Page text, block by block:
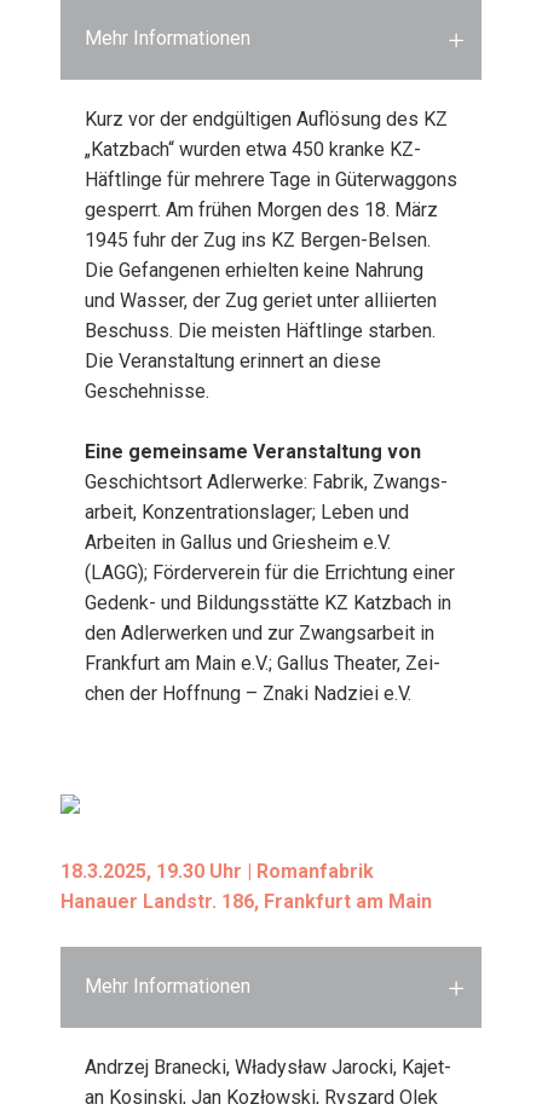
Mehr Informationen
Kurz vor der end­gül­ti­gen Auf­lö­sung des KZ
„Katz­bach“ wur­den etwa 450 kran­ke KZ-
Häft­lin­ge für meh­re­re Tage in Güter­wag­gons
gesperrt. Am frü­hen Mor­gen des 18. März
1945 fuhr der Zug ins KZ Ber­gen-Bel­sen.
Die Gefan­ge­nen erhiel­ten kei­ne Nah­rung
und Was­ser, der Zug geriet unter alli­ier­ten
Beschuss. Die meis­ten Häft­lin­ge star­ben.
Die Ver­an­stal­tung erin­nert an die­se
Gescheh­nis­se.
Eine gemein­sa­me Ver­an­stal­tung von
Geschichts­ort Adler­wer­ke: Fabrik, Zwangs­
ar­beit, Kon­zen­tra­ti­ons­la­ger; Leben und
Arbei­ten in Gal­lus und Gries­heim e.V.
(LAGG); För­der­ver­ein für die Errich­tung einer
Gedenk- und Bil­dungs­stät­te KZ Katz­bach in
den Adler­wer­ken und zur Zwangs­ar­beit in
Frank­furt am Main e.V.; Gal­lus Thea­ter, Zei­
chen der Hoff­nung – Zna­ki Nad­zi­ei e.V.
18.3.2025, 19.30 Uhr | Roman­fa­brik
Hanau­er Land­str. 186, Frank­furt am Main
Mehr Informationen
Andrzej Bran­ecki, Wła­dysław Jaro­cki, Kajet­
an Kos­in­ski, Jan Kozłow­ski, Rys­zard Olek